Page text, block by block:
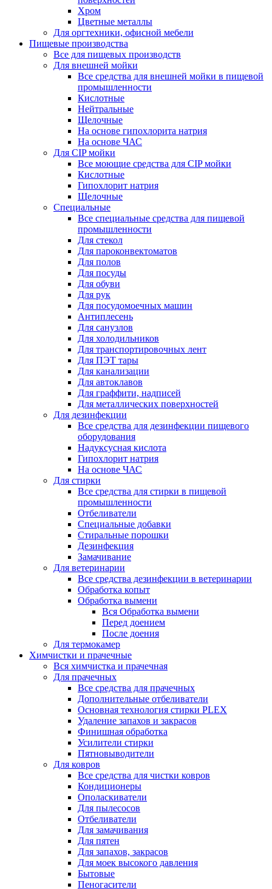
Хром
Цветные металлы
Для оргтехники, офисной мебели
Пищевые производства
Все для пищевых производств
Для внешней мойки
Все средства для внешней мойки в пищевой
промышленности
Кислотные
Нейтральные
Щелочные
На основе гипохлорита натрия
На основе ЧАС
Для CIP мойки
Все моющие средства для CIP мойки
Кислотные
Гипохлорит натрия
Щелочные
Специальные
Все специальные средства для пищевой
промышленности
Для стекол
Для пароконвектоматов
Для полов
Для посуды
Для обуви
Для рук
Для посудомоечных машин
Антиплесень
Для санузлов
Для холодильников
Для транспортировочных лент
Для ПЭТ тары
Для канализации
Для автоклавов
Для граффити, надписей
Для металлических поверхностей
Для дезинфекции
Все средства для дезинфекции пищевого
оборудования
Надуксусная кислота
Гипохлорит натрия
На основе ЧАС
Для стирки
Все средства для стирки в пищевой
промышленности
Отбеливатели
Специальные добавки
Стиральные порошки
Дезинфекция
Замачивание
Для ветеринарии
Все средства дезинфекции в ветеринарии
Обработка копыт
Обработка вымени
Вся Обработка вымени
Перед доением
После доения
Для термокамер
Химчистки и прачечные
Вся химчистка и прачечная
Для прачечных
Все средства для прачечных
Дополнительные отбеливатели
Основная технология стирки PLEX
Удаление запахов и закрасов
Финишная обработка
Усилители стирки
Пятновыводители
Для ковров
Все средства для чистки ковров
Кондиционеры
Ополаскиватели
Для пылесосов
Отбеливатели
Для замачивания
Для пятен
Для запахов, закрасов
Для моек высокого давления
Бытовые
Пеногасители